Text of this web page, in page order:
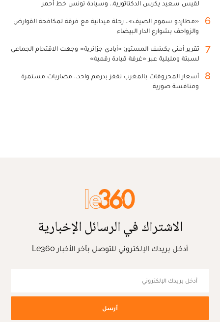
لقيس سعيد يكرس الدكتاتورية.. وسيادة تونس خط أحمر
6
«مطارِدو سموم الصيف».. رحلة ميدانية مع فرقة لمكافحة القوارض
والزواحف بشوارع الدار البيضاء
7
تقرير أمني يكشف المستور: «أيادي جزائرية» وجهت الاقتحام الجماعي
لسبتة ومليلية عبر «غرفة قيادة رقمية»
8
أسعار المحروقات بالمغرب تقفز بدرهم واحد.. مضاربات مستمرة
ومنافسة صورية
الاشتراك في الرسائل الإخبارية
أدخل بريدك الإلكتروني للتوصل بآخر الأخبار Le360
أرسل